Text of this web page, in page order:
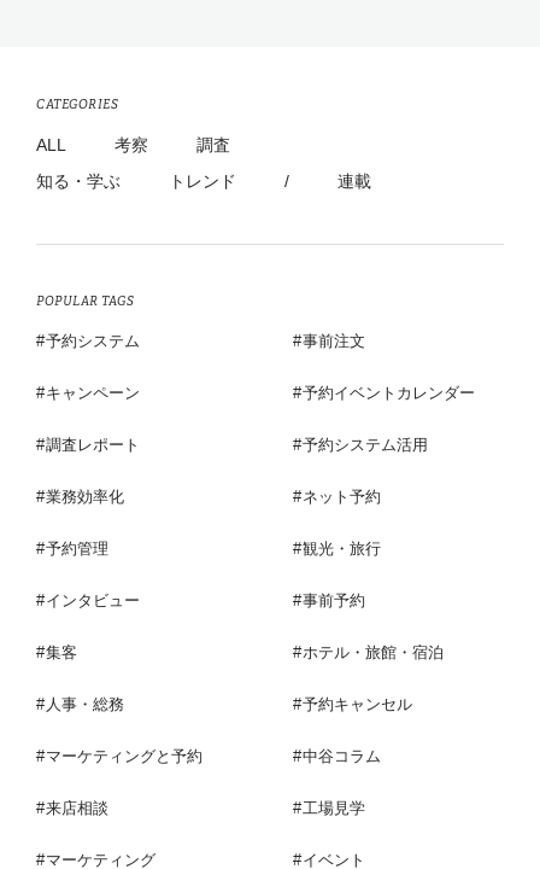
CATEGORIES
ALL 考察
調査
知る・学ぶ
トレンド / 連載
POPULAR TAGS
予約システム 事前注文
キャンペーン 予約イベントカレンダー
調査レポート 予約システム活用
業務効率化 ネット予約
予約管理 観光・旅行
インタビュー 事前予約
集客 ホテル・旅館・宿泊
人事・総務 予約キャンセル
マーケティングと予約 中谷コラム
来店相談 工場見学
マーケティング イベント